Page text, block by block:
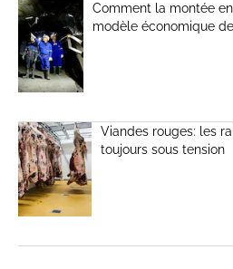
Comment la montée
modèle économique
Viandes rouges: les
toujours sous tension